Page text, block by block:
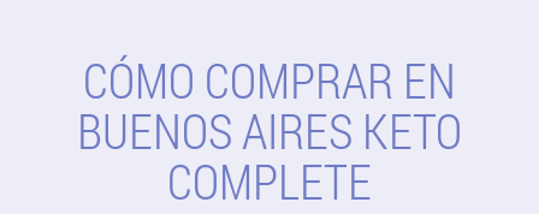
CÓMO COMPRAR EN
BUENOS AIRES KETO
COMPLETE